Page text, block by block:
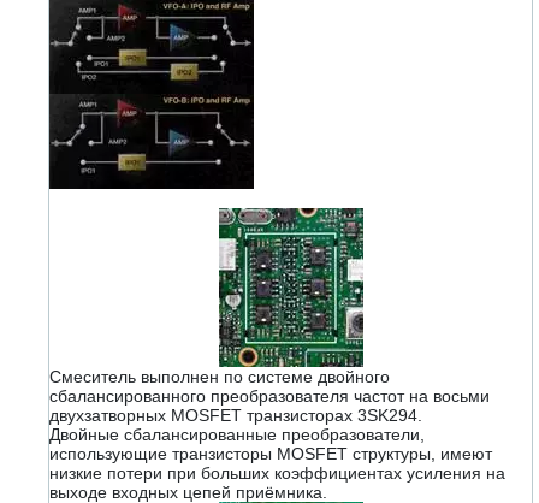
Смеситель выполнен по системе двойного
сбалансированного преобразователя частот на восьми
двухзатворных MOSFET транзисторах 3SK294.
Двойные сбалансированные преобразователи,
использующие транзисторы MOSFET структуры, имеют
низкие потери при больших коэффициентах усиления на
выходе входных цепей приёмника.